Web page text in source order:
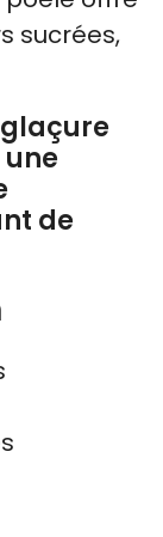
sucrées,
de